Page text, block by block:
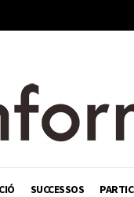
SUCCESSOS